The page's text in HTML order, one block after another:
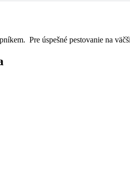
Pre úspešné pestova­nie na